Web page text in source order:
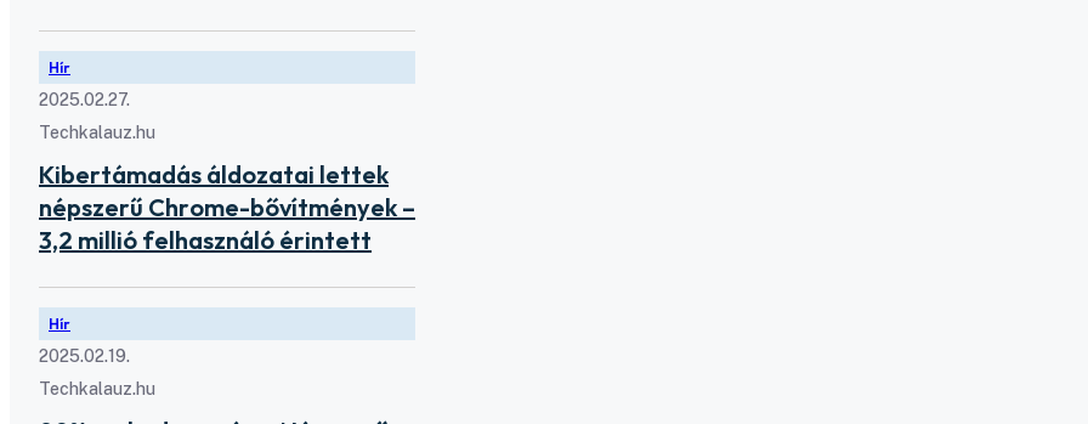
Hír
2025.02.27.
Techkalauz.hu
Kibertámadás áldozatai lettek
népszerű Chrome-bővítmények –
3,2 millió felhasználó érintett
Hír
2025.02.19.
Techkalauz.hu